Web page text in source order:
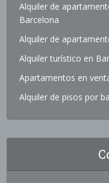
Alquiler de
Barcelona
Alquiler de
Alquiler turístico en
Apartamentos en
Alquiler de pisos por